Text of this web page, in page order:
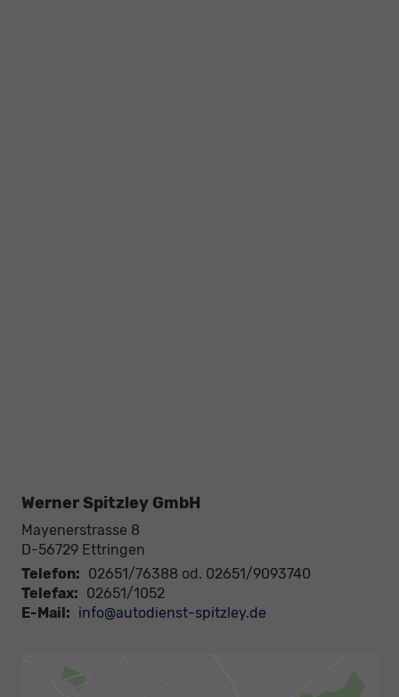
Werner Spitzley GmbH
Mayenerstrasse 8
D-56729 Ettringen
Telefon: 02651/76388 od. 02651/9093740
Telefax: 02651/1052
E-Mail: info@autodienst-spitzley.de